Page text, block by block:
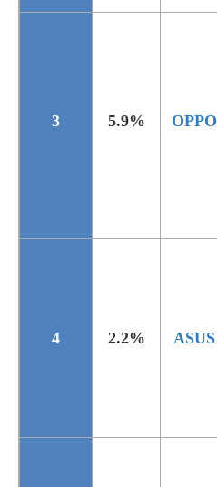
3 5.9% OPPO
4 2.2% ASUS